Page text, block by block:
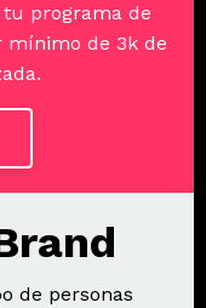
tu programa de
mínimo de 3k de
de personas